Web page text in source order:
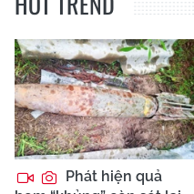
Phát hiện quả